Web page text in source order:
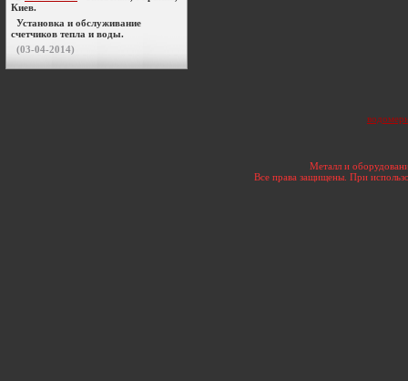
Киев.
Установка и обслуживание
счетчиков тепла и воды.
(03-04-2014)
Металл и
Все права защищены. При